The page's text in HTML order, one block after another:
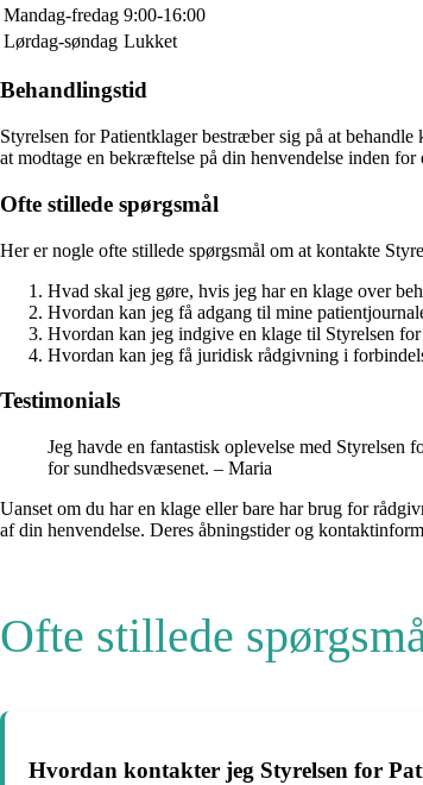
Mandag-fredag 9:00-16:00
Lørdag-søndag Lukket
Behandlingstid
Styrelsen for Patientklager bestræber sig på at
at modtage en bekræftelse på din henvendelse inden for
Ofte stillede spørgsmål
Her er nogle ofte stillede spørgsmål om at kontakte
Hvad skal jeg gøre, hvis jeg har en klage over
Hvordan kan jeg få adgang til mine
Hvordan kan jeg indgive en klage til Styrelsen
Hvordan kan jeg få juridisk rådgivning i
Testimonials
Jeg havde en fantastisk oplevelse med
for sundhedsvæsenet. – Maria
Uanset om du har en klage eller bare har brug for
af din henvendelse. Deres åbningstider og
Ofte stillede
Hvordan kontakter jeg Styrelsen for